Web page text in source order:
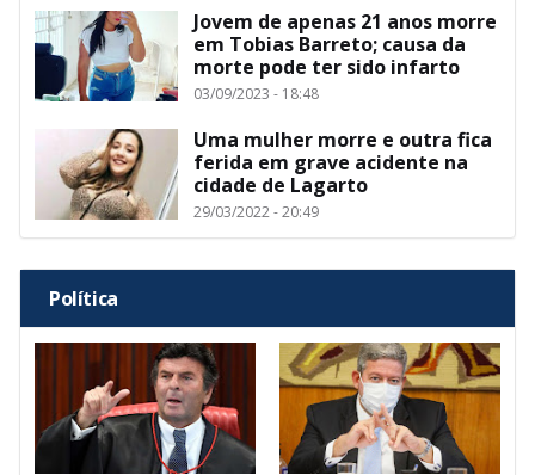
Jovem de apenas 21 anos morre
em Tobias Barreto; causa da
morte pode ter sido infarto
03/09/2023 - 18:48
Uma mulher morre e outra fica
ferida em grave acidente na
cidade de Lagarto
29/03/2022 - 20:49
Política